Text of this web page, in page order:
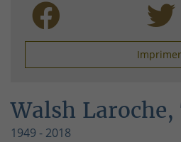
Imprimer
Walsh Laroche,
1949 - 2018